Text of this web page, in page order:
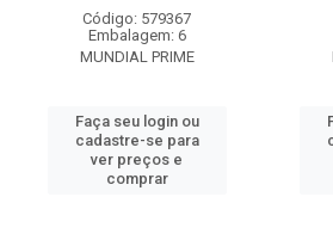
Código: 579367
Embalagem: 6
MUNDIAL PRIME
Faça seu login ou
cadastre-se para
ver preços e
comprar